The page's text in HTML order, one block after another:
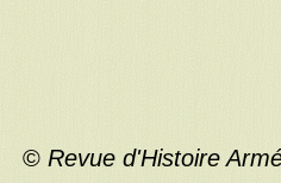
© Revue d'Histoire